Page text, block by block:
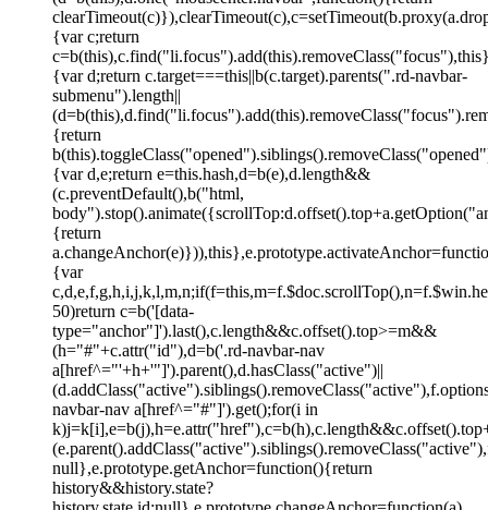
{var c;return
{var d;return c.target===this||b(c.target).parents(".rd-navbar-
submenu").length||
{return
{var d,e;return e=this.hash,d=b(e),d.length&&
(c.preventDefault(),b("html,
{return
{var
50)return c=b('[data-
type="anchor"]').last(),c.length&&c.offset().top>=m&&
(h="#"+c.attr("id"),d=b('.rd-navbar-nav
a[href^="'+h+'"]').parent(),d.hasClass("active")||
navbar-nav a[href^="#"]').get();for(i in
null},e.prototype.getAnchor=function(){return
history&&history.state?